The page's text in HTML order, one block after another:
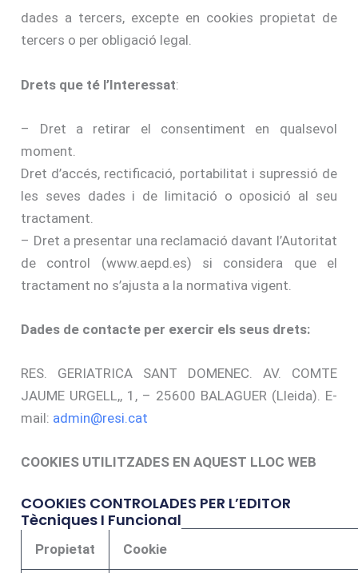
dades a tercers, excepte en cookies propietat de
tercers o per obligació legal.
Drets que té l’Interessat:
– Dret a retirar el consentiment en qualsevol
moment.
Dret d’accés, rectificació, portabilitat i supressió de
les seves dades i de limitació o oposició al seu
tractament.
– Dret a presentar una reclamació davant l’Autoritat
de control (www.aepd.es) si considera que el
tractament no s’ajusta a la normativa vigent.
Dades de contacte per exercir els seus drets:
RES. GERIATRICA SANT DOMENEC. AV. COMTE
JAUME URGELL,, 1, – 25600 BALAGUER (Lleida). E-
mail: admin@resi.cat
COOKIES UTILITZADES EN AQUEST LLOC WEB
COOKIES CONTROLADES PER L’EDITOR
Tècniques I Funcional
Propietat Cookie